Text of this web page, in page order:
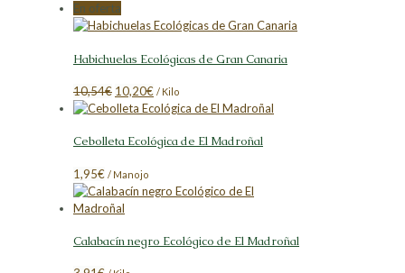
En oferta
Habichuelas Ecológicas de Gran Canaria
10,54€ El
precio
era:
10,20€El
precio
es:
/ Kilo
Cebolleta Ecológica de El Madroñal
1,95€ / Manojo
Calabacín negro Ecológico de El Madroñal